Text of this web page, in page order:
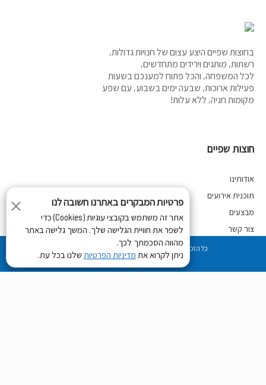
בחוצות שפיים היצע עצום של חנויות גדולות,
רשתות, מותגים וירידים מתחדשים,
לכל המשפחה, והכל פתוח למענכם בשעות
פעילות ארוכות, שבעה ימים בשבוע, עם שפע
מקומות חניה, ללא עלות!
חוצות שפיים
אודותינו
תוכנית אירועים
מבצעים
צור קשר
כל הזכויות שמורות לחוצות שפיים 2018
Developed byDigiproduct ltd
פרטיות המבקרים באתרנו חשובה לנו
אתר זה משתמש בקובצי עוגיות (Cookies) כדי
לשפר את חוויית הגלישה שלך. המשך גלישה באתר
מהווה הסכמתך לכך.
ניתן לקרוא את מדיניות הפרטיות שלנו בכל עת.